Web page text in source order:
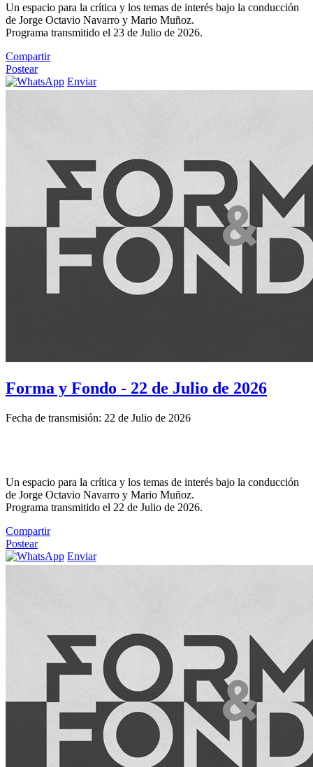
Un espacio para la crítica y los temas de interés bajo la conducción
de Jorge Octavio Navarro y Mario Muñoz.
Programa transmitido el 23 de Julio de 2026.
Compartir
Postear
Enviar
Forma y Fondo - 22 de Julio de 2026
Fecha de transmisión: 22 de Julio de 2026
Un espacio para la crítica y los temas de interés bajo la conducción
de Jorge Octavio Navarro y Mario Muñoz.
Programa transmitido el 22 de Julio de 2026.
Compartir
Postear
Enviar